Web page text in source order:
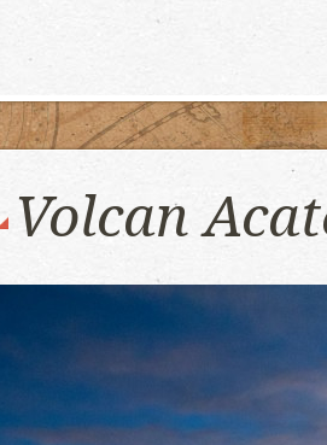
Volcan